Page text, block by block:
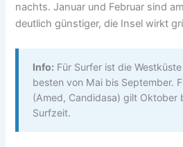
nachts. Januar und Februar sind
deutlich günstiger, die Insel wirkt
Info: Für Surfer ist die
besten von Mai bis September.
(Amed, Candidasa) gilt Oktober
Surfzeit.